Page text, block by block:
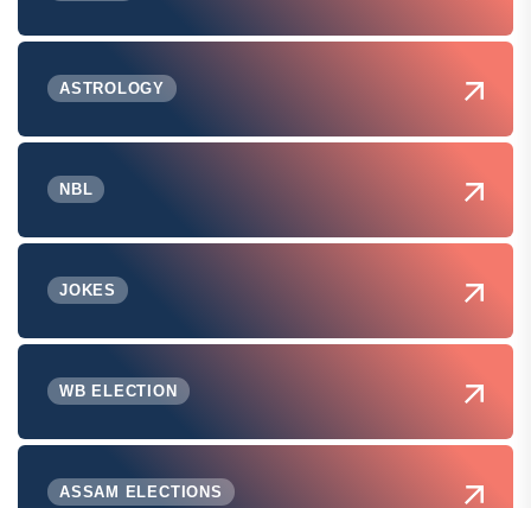
ASTROLOGY
NBL
JOKES
WB ELECTION
ASSAM ELECTIONS